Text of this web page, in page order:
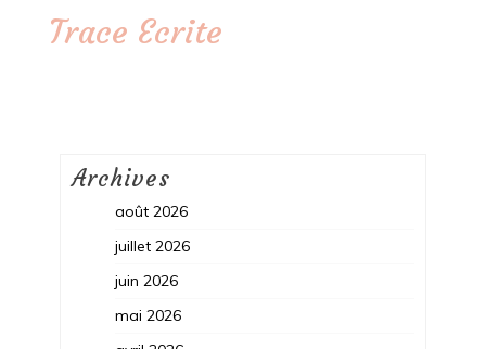
Trace Ecrite
Archives
août 2026
juillet 2026
juin 2026
mai 2026